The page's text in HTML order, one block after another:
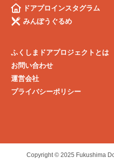
ドアプロインスタグラム
みんぽうぐるめ
ふくしまドアプロジェクトとは
お問い合わせ
運営会社
プライバシーポリシー
Copyright © 2025 Fukushima